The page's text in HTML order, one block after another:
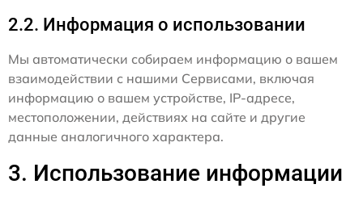
2.2. Информация о использовании
Мы автоматически собираем информацию о вашем
взаимодействии с нашими Сервисами, включая
информацию о вашем устройстве, IP-адресе,
местоположении, действиях на сайте и другие
данные аналогичного характера.
3. Использование информации